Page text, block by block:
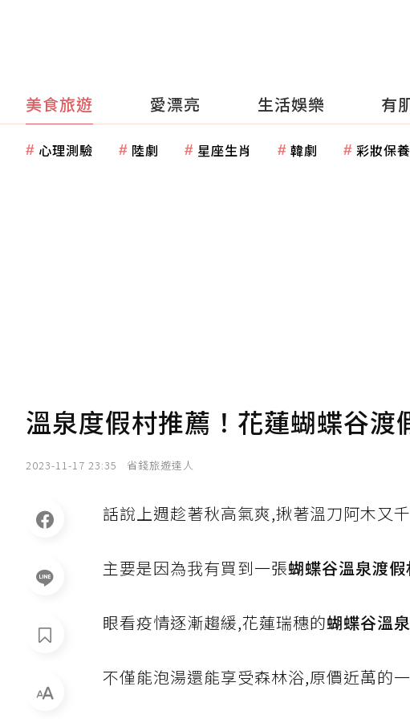
美食旅遊 愛漂亮 生活娛樂 有
心理測驗 陸劇 星座生肖 韓劇 彩妝保養
溫泉度假村推薦！花蓮蝴蝶谷渡
2023-11-17 23:35 省錢旅遊達人
話說上週趁著秋高氣爽,揪著溫刀阿木又
主要是因為我有買到一張蝴蝶谷溫泉渡假
眼看疫情逐漸趨緩,花蓮瑞穗的蝴蝶谷溫
不僅能泡湯還能享受森林浴,原價近萬的